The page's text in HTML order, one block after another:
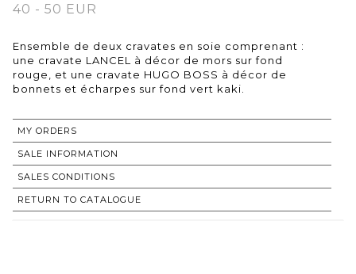
40 - 50 EUR
Ensemble de deux cravates en soie comprenant :
une cravate LANCEL à décor de mors sur fond
rouge, et une cravate HUGO BOSS à décor de
bonnets et écharpes sur fond vert kaki.
MY ORDERS
SALE INFORMATION
SALES CONDITIONS
RETURN TO CATALOGUE